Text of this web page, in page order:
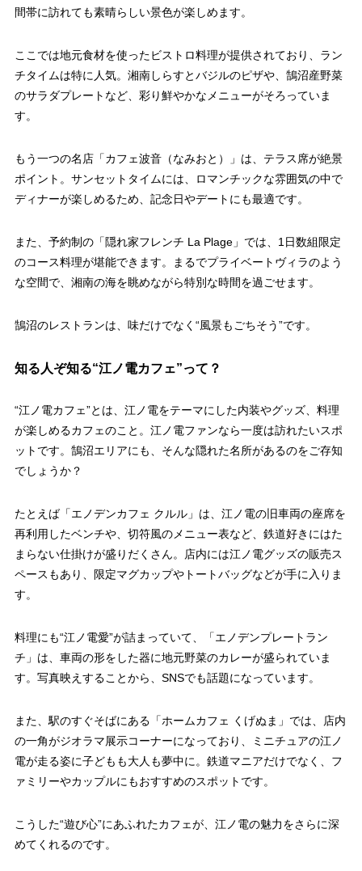
間帯に訪れても素晴らしい景色が楽しめます。
ここでは地元食材を使ったビストロ料理が提供されており、ラン
チタイムは特に人気。湘南しらすとバジルのピザや、鵠沼産野菜
のサラダプレートなど、彩り鮮やかなメニューがそろっていま
す。
もう一つの名店「カフェ波音（なみおと）」は、テラス席が絶景
ポイント。サンセットタイムには、ロマンチックな雰囲気の中で
ディナーが楽しめるため、記念日やデートにも最適です。
また、予約制の「隠れ家フレンチ La Plage」では、1日数組限定
のコース料理が堪能できます。まるでプライベートヴィラのよう
な空間で、湘南の海を眺めながら特別な時間を過ごせます。
鵠沼のレストランは、味だけでなく“風景もごちそう”です。
知る人ぞ知る“江ノ電カフェ”って？
“江ノ電カフェ”とは、江ノ電をテーマにした内装やグッズ、料理
が楽しめるカフェのこと。江ノ電ファンなら一度は訪れたいスポ
ットです。鵠沼エリアにも、そんな隠れた名所があるのをご存知
でしょうか？
たとえば「エノデンカフェ クルル」は、江ノ電の旧車両の座席を
再利用したベンチや、切符風のメニュー表など、鉄道好きにはた
まらない仕掛けが盛りだくさん。店内には江ノ電グッズの販売ス
ペースもあり、限定マグカップやトートバッグなどが手に入りま
す。
料理にも“江ノ電愛”が詰まっていて、「エノデンプレートラン
チ」は、車両の形をした器に地元野菜のカレーが盛られていま
す。写真映えすることから、SNSでも話題になっています。
また、駅のすぐそばにある「ホームカフェ くげぬま」では、店内
の一角がジオラマ展示コーナーになっており、ミニチュアの江ノ
電が走る姿に子どもも大人も夢中に。鉄道マニアだけでなく、フ
ァミリーやカップルにもおすすめのスポットです。
こうした“遊び心”にあふれたカフェが、江ノ電の魅力をさらに深
めてくれるのです。